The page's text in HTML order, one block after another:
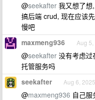
@seekafter 我又想了
搞后端 crud, 现在应该
慢吧
maxmeng936 Aug
@seekafter 没有考虑过
托管服务吗
seekafter Aug 6, 2025
@maxmeng936 自己